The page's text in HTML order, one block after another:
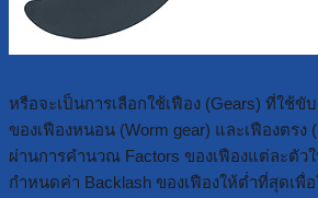
หรือจะเป็นการเลือกใช้เฟือง (Gears) ที่ใช้
ของเฟืองหนอน (Worm gear) และเฟืองตรง
ผ่านการคำนวณ Factors ของเฟืองแต่ละตัว
กำหนดค่า Backlash ของเฟืองให้ต่ำที่สุดเพื่